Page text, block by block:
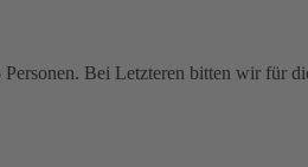
Bei Letzteren bitten wir für